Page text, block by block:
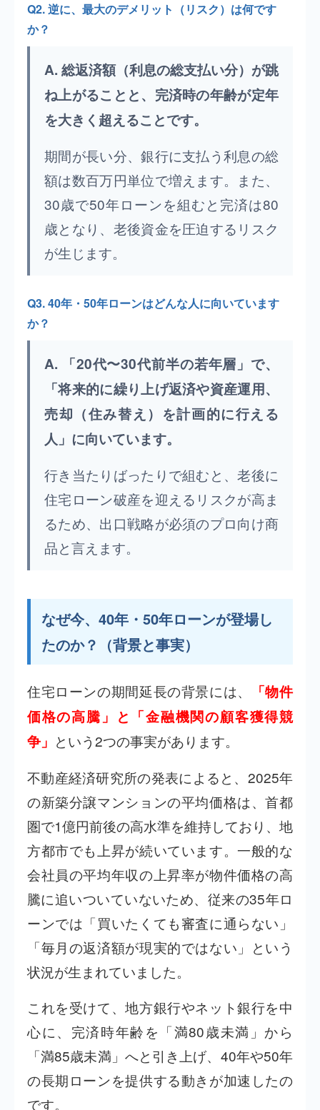
Q2. 逆に、最大のデメリット（リスク）は何です
か？
A. 総返済額（利息の総支払い分）が跳
ね上がることと、完済時の年齢が定年
を大きく超えることです。
期間が長い分、銀行に支払う利息の総
額は数百万円単位で増えます。また、
30歳で50年ローンを組むと完済は80
歳となり、老後資金を圧迫するリスク
が生じます。
Q3. 40年・50年ローンはどんな人に向いています
か？
A. 「20代〜30代前半の若年層」で、
「将来的に繰り上げ返済や資産運用、
売却（住み替え）を計画的に行える
人」に向いています。
行き当たりばったりで組むと、老後に
住宅ローン破産を迎えるリスクが高ま
るため、出口戦略が必須のプロ向け商
品と言えます。
なぜ今、40年・50年ローンが登場し
たのか？（背景と事実）
住宅ローンの期間延長の背景には、
「物件
価格の高騰」と「金融機関の顧客獲得競
争」 という2つの事実があります。
不動産経済研究所の発表によると、2025年
の新築分譲マンションの平均価格は、首都
圏で1億円前後の高水準を維持しており、地
方都市でも上昇が続いています。一般的な
会社員の平均年収の上昇率が物件価格の高
騰に追いついていないため、従来の35年ロ
ーンでは「買いたくても審査に通らない」
「毎月の返済額が現実的ではない」という
状況が生まれていました。
これを受けて、地方銀行やネット銀行を中
心に、完済時年齢を「満80歳未満」から
「満85歳未満」へと引き上げ、40年や50年
の長期ローンを提供する動きが加速したの
です。